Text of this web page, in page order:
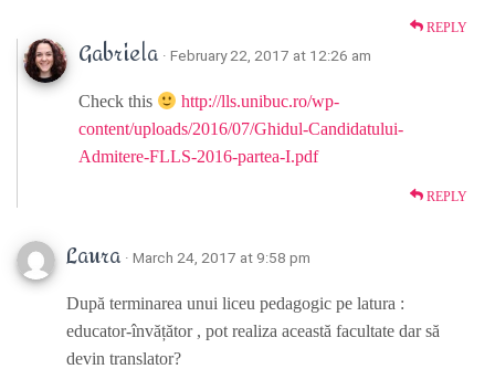
REPLY
Gabriela · February 22, 2017 at 12:26 am
Check this
http://lls.unibuc.ro/wp-
content/uploads/2016/07/Ghidul-Candidatului-
Admitere-FLLS-2016-partea-I.pdf
REPLY
Laura · March 24, 2017 at 9:58 pm
După terminarea unui liceu pedagogic pe latura :
educator-învățător , pot realiza această facultate dar să
devin translator?